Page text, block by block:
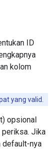
ID
kolom
yang valid.
opsional
periksa. Jika
default-nya